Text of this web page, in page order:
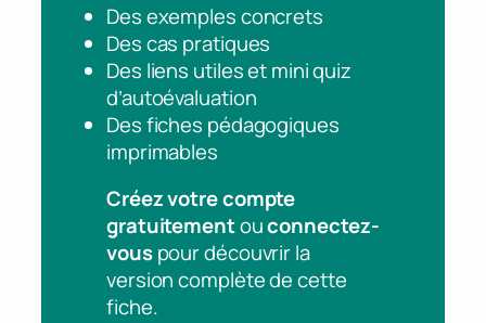
Des exemples concrets
Des cas pratiques
Des liens utiles et mini quiz
d’autoévaluation
Des fiches pédagogiques
imprimables
Créez votre compte
gratuitementouconnectez-
vouspour découvrir la
version complète de cette
fiche.